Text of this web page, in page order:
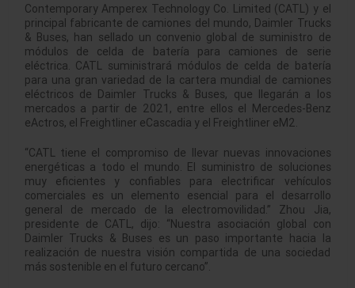
Contemporary Amperex Technology Co. Limited (CATL) y el
principal fabricante de camiones del mundo, Daimler Trucks
& Buses, han sellado un convenio global de suministro de
módulos de celda de batería para camiones de serie
eléctrica. CATL suministrará módulos de celda de batería
para una gran variedad de la cartera mundial de camiones
eléctricos de Daimler Trucks & Buses, que llegarán a los
mercados a partir de 2021, entre ellos el Mercedes-Benz
eActros, el Freightliner eCascadia y el Freightliner eM2.
“CATL tiene el compromiso de llevar nuevas innovaciones
energéticas a todo el mundo. El suministro de soluciones
muy eficientes y confiables para electrificar vehículos
comerciales es un elemento esencial para el desarrollo
general de mercado de la electromovilidad.” Zhou Jia,
presidente de CATL, dijo: “Nuestra asociación global con
Daimler Trucks & Buses es un paso importante hacia la
realización de nuestra visión compartida de una sociedad
más sostenible en el futuro cercano”.